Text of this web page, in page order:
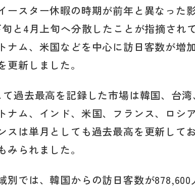
ースター休暇の時期が前年と異なった
旬と4月上旬へ分散したことが指摘され
ナム、米国などを中心に訪日客数が増
更新しました。
過去最高を記録した市場は韓国、台
ナム、インド、米国、フランス、ロシ
スは単月としても過去最高を更新して
みられました。
別では、韓国からの訪日客数が